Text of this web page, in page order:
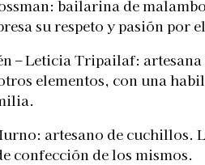
bailarina de
su respeto y pasión por
– Leticia Tripailaf:
elementos, con una
artesano de cuchillos.
confección de los mismos.